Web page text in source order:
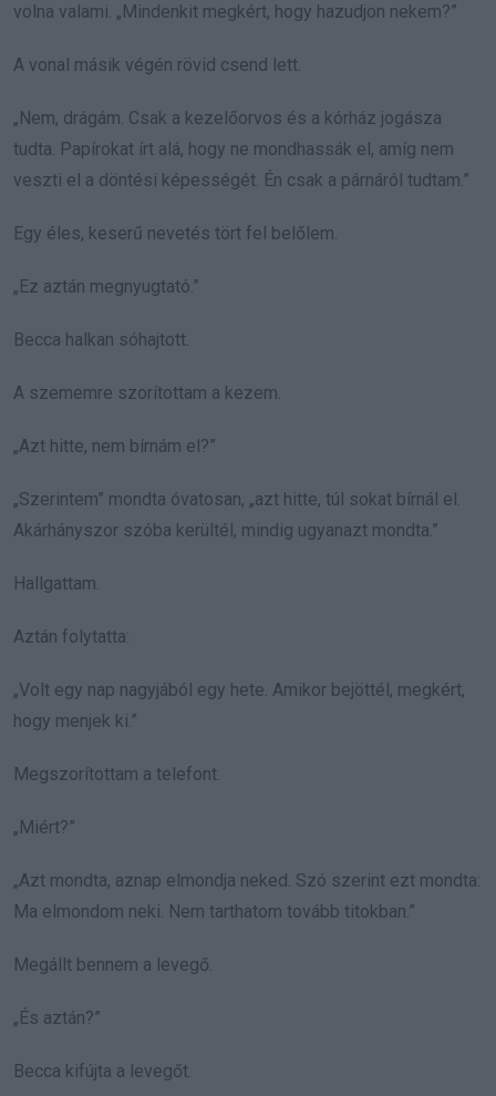
volna valami. „Mindenkit megkért, hogy hazudjon nekem?”
A vonal másik végén rövid csend lett.
„Nem, drágám. Csak a kezelőorvos és a kórház jogásza
tudta. Papírokat írt alá, hogy ne mondhassák el, amíg nem
veszti el a döntési képességét. Én csak a párnáról tudtam.”
Egy éles, keserű nevetés tört fel belőlem.
„Ez aztán megnyugtató.”
Becca halkan sóhajtott.
A szememre szorítottam a kezem.
„Azt hitte, nem bírnám el?”
„Szerintem” mondta óvatosan, „azt hitte, túl sokat bírnál el.
Akárhányszor szóba kerültél, mindig ugyanazt mondta.”
Hallgattam.
Aztán folytatta:
„Volt egy nap nagyjából egy hete. Amikor bejöttél, megkért,
hogy menjek ki.”
Megszorítottam a telefont.
„Miért?”
„Azt mondta, aznap elmondja neked. Szó szerint ezt mondta:
Ma elmondom neki. Nem tarthatom tovább titokban.”
Megállt bennem a levegő.
„És aztán?”
Becca kifújta a levegőt.